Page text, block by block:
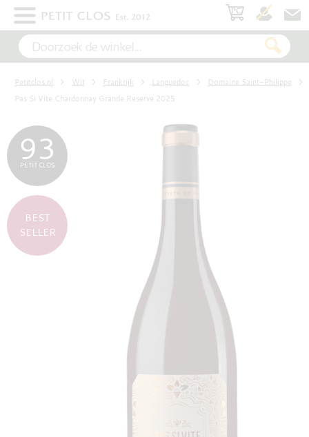
WIT
ROSÉ
ROOD
MOUSSEREND
Petitclos.nl Wit Frankrijk Languedoc
Domaine Saint-Philippe
Pas Si Vite Chardonnay Grande Reserve 2025
93
PETIT CLOS
BEST
SELLER